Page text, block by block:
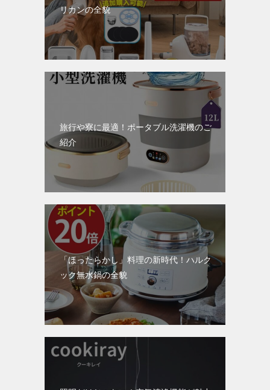
リカンの全貌
旅行や寮に最適！ポータブル洗濯機のご
紹介
「ほったらかし」料理の新時代！ハルク
ック無水鍋の全貌